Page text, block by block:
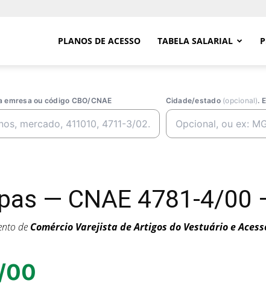
PLANOS DE ACESSO TABELA SALARIAL
ou código CBO/CNAE Cidade/estado (opcional).
— CNAE 4781-4/00
de Comércio Varejista de Artigos do Vestuário e
00